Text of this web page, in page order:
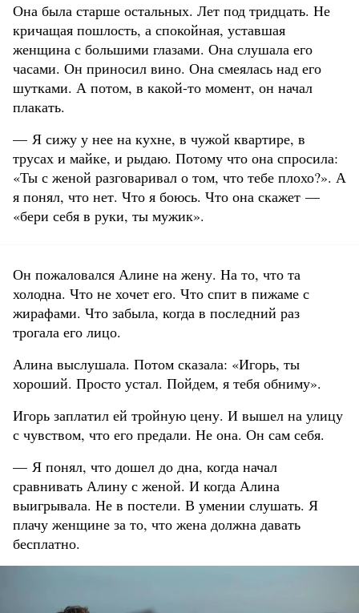
Она была старше остальных. Лет под тридцать. Не
кричащая пошлость, а спокойная, уставшая
женщина с большими глазами. Она слушала его
часами. Он приносил вино. Она смеялась над его
шутками. А потом, в какой-то момент, он начал
плакать.
— Я сижу у нее на кухне, в чужой квартире, в
трусах и майке, и рыдаю. Потому что она спросила:
«Ты с женой разговаривал о том, что тебе плохо?». А
я понял, что нет. Что я боюсь. Что она скажет —
«бери себя в руки, ты мужик».
Он пожаловался Алине на жену. На то, что та
холодна. Что не хочет его. Что спит в пижаме с
жирафами. Что забыла, когда в последний раз
трогала его лицо.
Алина выслушала. Потом сказала: «Игорь, ты
хороший. Просто устал. Пойдем, я тебя обниму».
Игорь заплатил ей тройную цену. И вышел на улицу
с чувством, что его предали. Не она. Он сам себя.
— Я понял, что дошел до дна, когда начал
сравнивать Алину с женой. И когда Алина
выигрывала. Не в постели. В умении слушать. Я
плачу женщине за то, что жена должна давать
бесплатно.